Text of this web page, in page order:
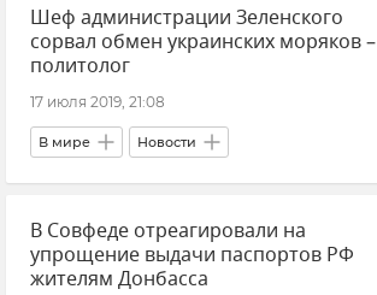
Шеф администрации Зеленского
сорвал обмен украинских моряков –
политолог
17 июля 2019, 21:08
В мире Новости
В Совфеде отреагировали на
упрощение выдачи паспортов РФ
жителям Донбасса